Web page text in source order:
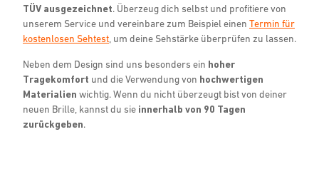
TÜV ausgezeichnet. Überzeug dich selbst und profitiere von
unserem Service und vereinbare zum Beispiel einen Termin für
kostenlosen Sehtest , um deine Sehstärke überprüfen zu lassen.
Neben dem Design sind uns besonders ein hoher
Tragekomfort und die Verwendung von hochwertigen
Materialien wichtig. Wenn du nicht überzeugt bist von deiner
neuen Brille, kannst du sie innerhalb von 90 Tagen
zurückgeben.